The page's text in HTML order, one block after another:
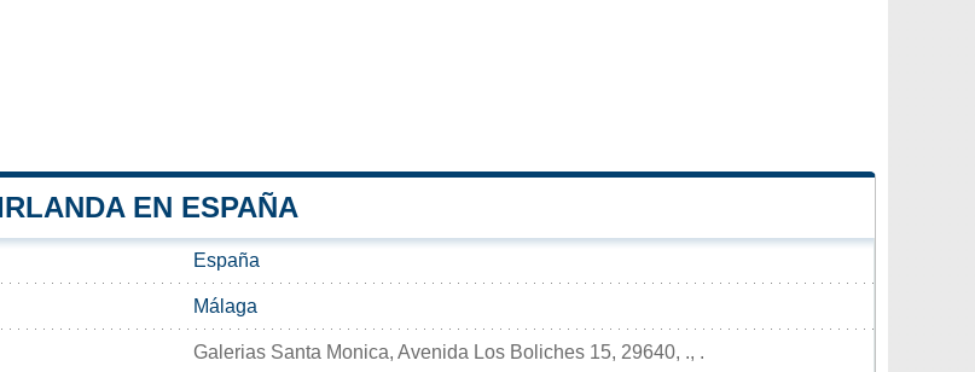
EN ESPAÑA
España
Málaga
Galerias Santa Monica, Avenida Los Boliches 15, 29640, ., .